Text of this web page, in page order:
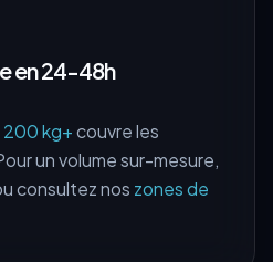
en 24-48h
200 kg+couvre les
un volume sur-mesure,
consultez nos zones de